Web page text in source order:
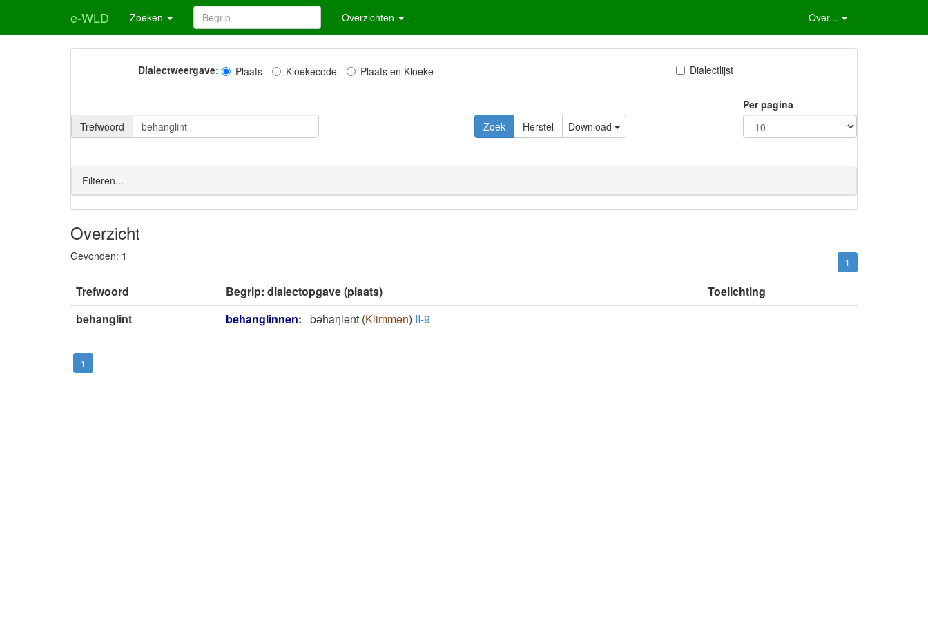
e-WLD Zoeken Overzichten Over...
Dialectweergave: Plaats Kloekecode Plaats en Kloeke Dialectlijst
Trefwoord Download
Per pagina
Filteren...
Overzicht
Gevonden: 1 1
Trefwoord Begrip: dialectopgave (plaats)
Toelichting
behanglint
behanglinnen: bǝhaŋlent (Klimmen) II-9
1